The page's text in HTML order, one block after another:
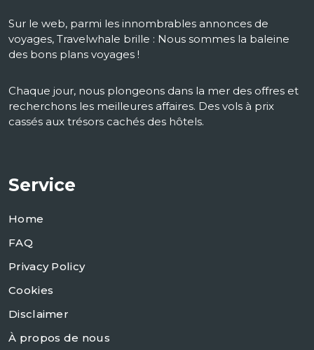
Sur le web, parmi les innombrables annonces de
voyages, Travelwhale brille : Nous sommes la baleine
des bons plans voyages !
Chaque jour, nous plongeons dans la mer des offres et
recherchons les meilleures affaires. Des vols à prix
cassés aux trésors cachés des hôtels.
Service
Home
FAQ
Privacy Policy
Cookies
Disclaimer
À propos de nous